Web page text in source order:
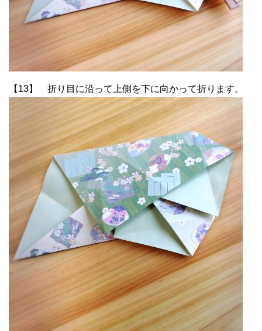
【13】 折り目に沿って上側を下に向かって折ります。